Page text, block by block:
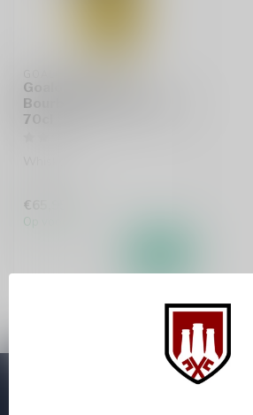
Goalong 5 Years
Bourbon & Brandy Cask
70cl
€65,95
Op voorraad
Abonneer je op onze